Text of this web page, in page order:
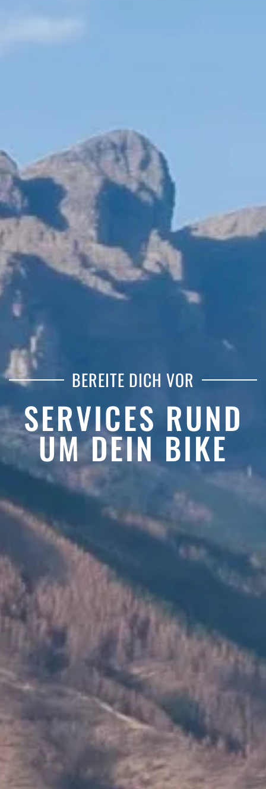
BEREITE DICH VOR
SERVICES RUND
UM DEIN BIKE